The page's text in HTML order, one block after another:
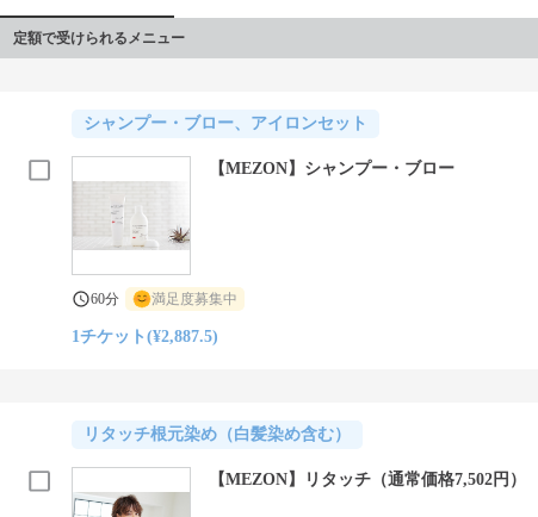
定額で受けられるメニュー
シャンプー・ブロー、アイロンセット
【MEZON】シャンプー・ブロー
60分 満足度募集中
1チケット(¥2,887.5)
リタッチ根元染め（白髪染め含む）
【MEZON】リタッチ（通常価格7,502円）